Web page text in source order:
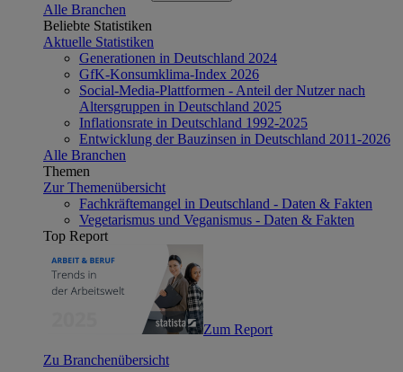
Alle Branchen
Beliebte Statistiken
Aktuelle Statistiken
Generationen in Deutschland 2024
GfK-Konsumklima-Index 2026
Social-Media-Plattformen - Anteil der Nutzer nach
Altersgruppen in Deutschland 2025
Inflationsrate in Deutschland 1992-2025
Entwicklung der Bauzinsen in Deutschland 2011-2026
Alle Branchen
Themen
Zur Themenübersicht
Fachkräftemangel in Deutschland - Daten & Fakten
Vegetarismus und Veganismus - Daten & Fakten
Top Report
Zum Report
Zu Branchenübersicht